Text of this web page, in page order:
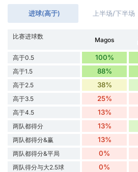
进球(高于) 上半场/下半场
比赛进球数 Magos
高于0.5 100%
高于1.5 88%
高于2.5 38%
高于3.5 25%
高于4.5 13%
两队都得分 13%
两队都得分&赢 13%
两队都得分&平局 0%
两队得分与大2.5球 0%